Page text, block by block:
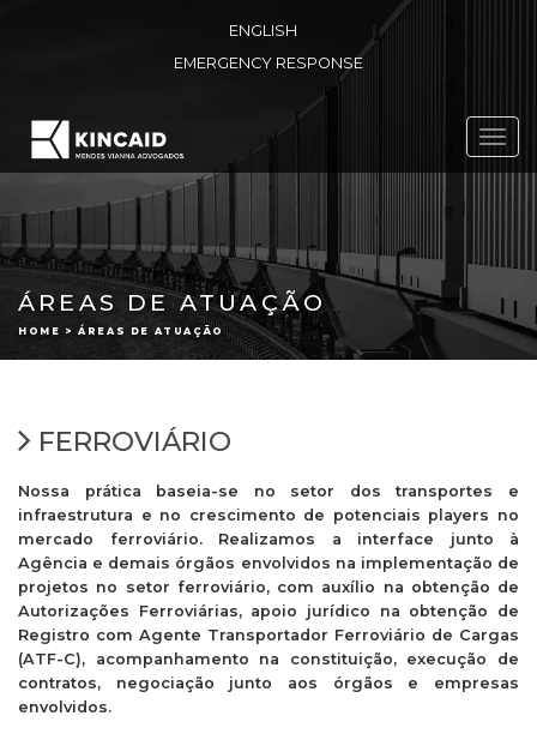
ENGLISH
EMERGENCY RESPONSE
ÁREAS DE ATUAÇÃO
HOME > ÁREAS DE ATUAÇÃO
FERROVIÁRIO
Nossa prática baseia-se no setor dos transportes e
infraestrutura e no crescimento de potenciais players no
mercado ferroviário. Realizamos a interface junto à
Agência e demais órgãos envolvidos na implementação de
projetos no setor ferroviário, com auxílio na obtenção de
Autorizações Ferroviárias, apoio jurídico na obtenção de
Registro com Agente Transportador Ferroviário de Cargas
(ATF-C), acompanhamento na constituição, execução de
contratos, negociação junto aos órgãos e empresas
envolvidos.